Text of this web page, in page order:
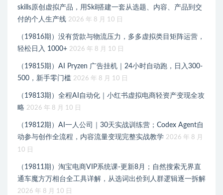
skills原创虚拟产品，用Skil搭建一套从选题、内容、产品到交
付的个人生产线 2026 年 8 月 10 日
（19816期）没有货款与物流压力，多多虚拟类目矩阵运营，
轻松日入 1000+ 2026 年 8 月 10 日
（19815期）AI Pryzen 广告挂机｜24小时自动跑，日入300-
500，新手零门槛 2026 年 8 月 10 日
（19813期）全程AI自动化｜小红书虚拟电商轻资产变现全攻
略 2026 年 8 月 10 日
（19812期）AI一人公司｜30天实战训练营；Codex Agent自
动参与创作全流程，内容流量变现完整实战教学 2026 年 8 月
10 日
（19811期）淘宝电商VIP系统课-更新8月；自然搜索无界直
通车魔方万相台全工具详解，从选词出价到人群逻辑逐一拆解
2026 年 8 月 10 日